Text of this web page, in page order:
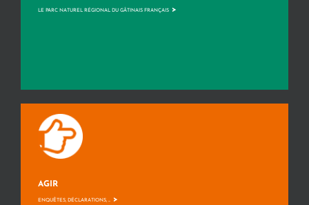
LE PARC NATUREL RÉGIONAL DU GÂTINAIS FRANÇAIS >
AGIR
ENQUÊTES, DÉCLARATIONS, ... >